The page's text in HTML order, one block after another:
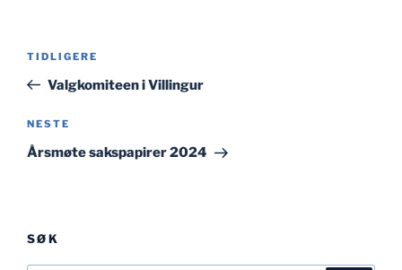
Innleggsnavigasjon
Forrige
innlegg
TIDLIGERE
Valgkomiteen i Villingur
Neste
innlegg
NESTE
Årsmøte sakspapirer 2024
SØK